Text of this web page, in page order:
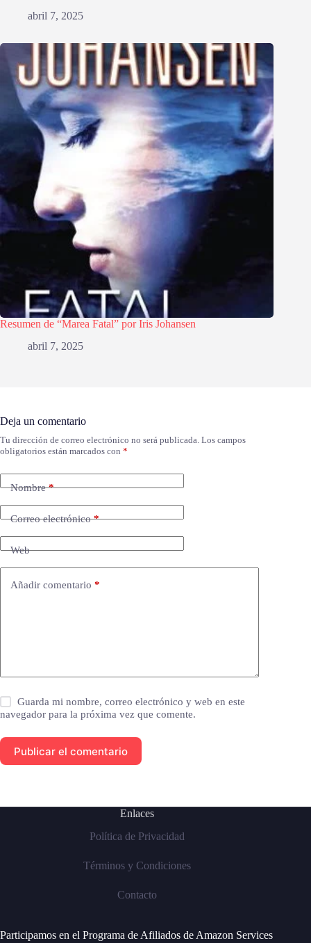
abril 7, 2025
Resumen de “Marea Fatal” por Iris Johansen
abril 7, 2025
Deja un comentario
Tu dirección de correo electrónico no será publicada. Los campos
obligatorios están marcados con *
Nombre*
Correo electrónico*
Web
Añadir comentario *
Guarda mi nombre, correo electrónico y web en este
navegador para la próxima vez que comente.
Publicar el comentario
Enlaces
Política de Privacidad
Términos y Condiciones
Contacto
Participamos en el Programa de Afiliados de Amazon Services